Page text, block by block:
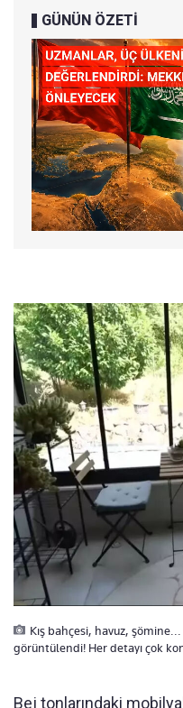
GÜNÜN ÖZETİ
Kış bahçesi, havuz,
görüntülendi! Her detayı çok
Bej tonlarındaki